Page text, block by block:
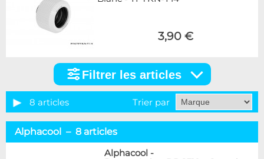
3,90 €
articles
Catégorie
Laing DDC
4
Filtrer les articles
8 articles Trier par
Alphacool – 8 articles
Alphacool -